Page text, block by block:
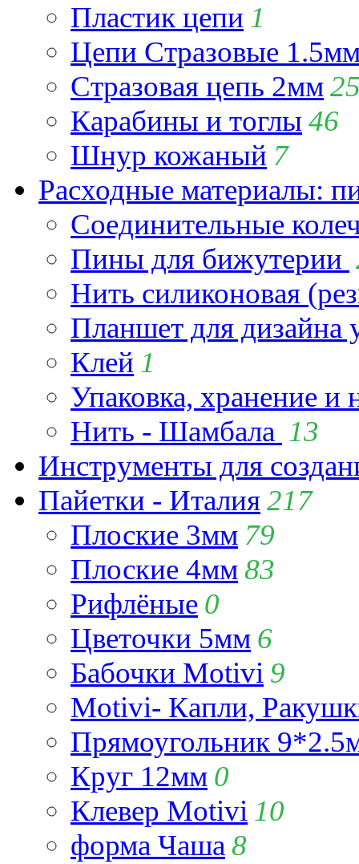
Пластик цепи 1
Цепи Стразовые
Стразовая цепь 2мм
Карабины и тоглы 46
Шнур кожаный 7
Расходные материалы:
Соединительные
Пины для бижутерии
Нить силиконовая
Планшет для
Клей 1
Упаковка, хранение и
Нить - Шамбала 13
Инструменты для
Пайетки - Италия217
Плоские 3мм 79
Плоские 4мм83
Рифлёные 0
Цветочки 5мм 6
Бабочки Motivi 9
Motivi- Капли,
Прямоугольник
Круг 12мм 0
Клевер Motivi 10
форма Чаша 8